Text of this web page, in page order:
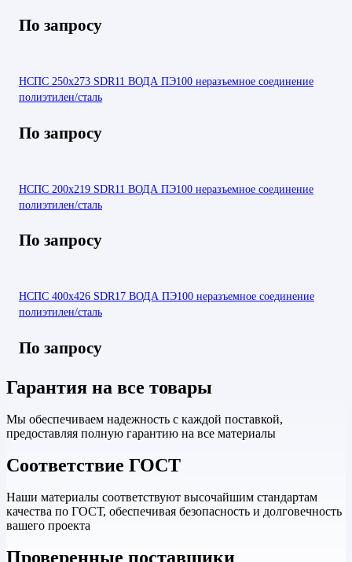
По запросу
НСПС 250х273 SDR11 ВОДА ПЭ100 неразъемное соединение
полиэтилен/сталь
По запросу
НСПС 200х219 SDR11 ВОДА ПЭ100 неразъемное соединение
полиэтилен/сталь
По запросу
НСПС 400х426 SDR17 ВОДА ПЭ100 неразъемное соединение
полиэтилен/сталь
По запросу
Гарантия на все товары
Мы обеспечиваем надежность с каждой поставкой,
предоставляя полную гарантию на все материалы
Соответствие ГОСТ
Наши материалы соответствуют высочайшим стандартам
качества по ГОСТ, обеспечивая безопасность и долговечность
вашего проекта
Проверенные поставщики